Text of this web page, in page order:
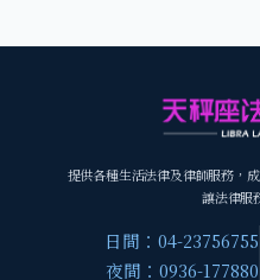
提供各種生活法律及律師服務，
讓法律服
日間：04-23756755
夜間：0936-177880